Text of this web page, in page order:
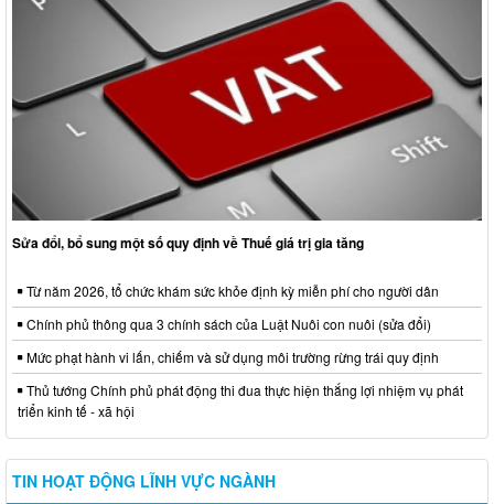
Sửa đổi, bổ sung một số quy định về Thuế giá trị gia tăng
Từ năm 2026, tổ chức khám sức khỏe định kỳ miễn phí cho người dân
Chính phủ thông qua 3 chính sách của Luật Nuôi con nuôi (sửa đổi)
Mức phạt hành vi lấn, chiếm và sử dụng môi trường rừng trái quy định
Thủ tướng Chính phủ phát động thi đua thực hiện thắng lợi nhiệm vụ phát
triển kinh tế - xã hội
TIN HOẠT ĐỘNG LĨNH VỰC NGÀNH